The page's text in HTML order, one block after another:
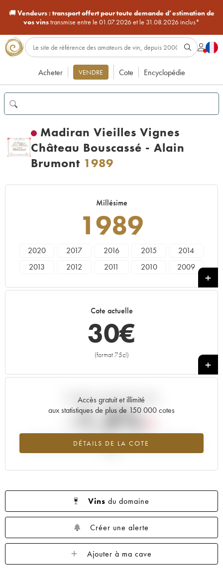
🚚Vendeurs : transport offert pour toute demande d’estimation de
vos vinstransmise entre le 01.07.2026 et le 31.08.2026 inclus*
Acheter VENDRE Cote Encyclopédie
Madiran Vieilles Vignes
Château Bouscassé - Alain
Brumont 1989
Millésime
1989
2020 2017 2016 2015
2014
2013
2012 2011 2010
2009
1995
1990
Cote actuelle
30€
(format 75cl)
+
Accès gratuit et illimité
aux statistiques de plus de 150 000 cotes
DÉTAILS DE LA COTE
Tendance actuelle de la cote
-1.3%
Tendance à la baisse du millésime 1989 en 2026 par rapport à
Vins du domaine
Créer une alerte
Ajouter à ma cave